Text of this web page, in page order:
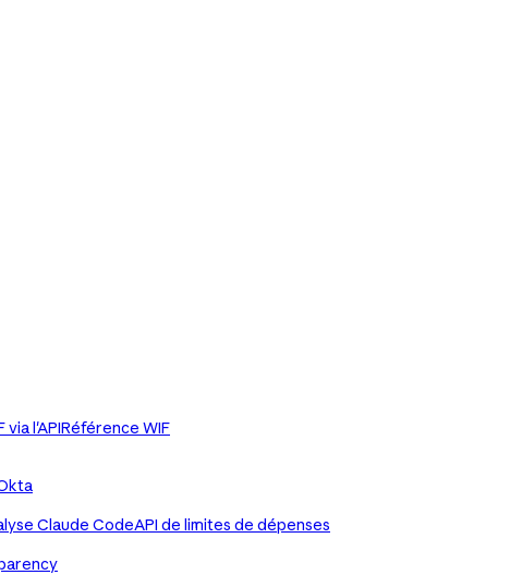
via l'APIRéférence WIF
Claude CodeAPI de limites de dépenses